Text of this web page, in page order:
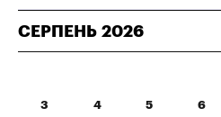
СЕРПЕНЬ 2026
3 4 5 6